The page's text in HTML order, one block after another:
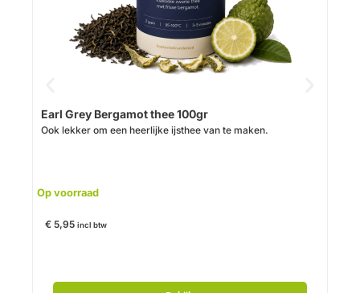
Earl Grey Bergamot thee 100gr
Ook lekker om een heerlijke ijsthee van te maken.
Op voorraad
€ 5,95 incl btw